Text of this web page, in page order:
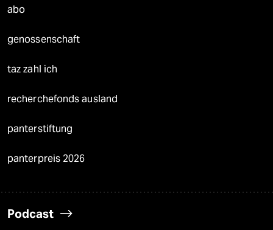
abo
genossenschaft
taz zahl ich
recherchefonds ausland
panterstiftung
panterpreis 2026
Podcast